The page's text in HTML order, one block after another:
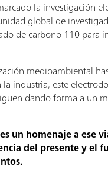
la investigación
global de
de carbono 110 para
medioambiental
industria, este
dando forma a un
un homenaje a ese
del presente y el